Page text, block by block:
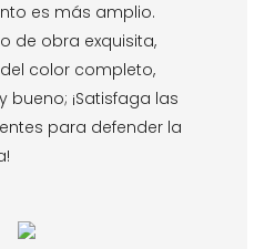
es más amplio.
de obra exquisita,
color completo,
bueno; ¡Satisfaga las
para defender la